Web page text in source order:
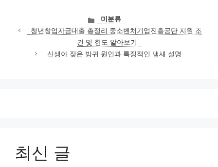
카
테
고
리
미분류
청년창업자금대출 총정리 중소벤처기업진흥공단 지원 조
건 및 한도 알아보기
신생아 잦은 방귀 원인과 특징적인 냄새 설명
최신 글